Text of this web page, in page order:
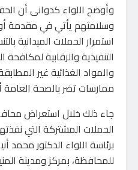
وأوضح اللواء كدوانى أن
وسلامتهم يأتي في مقدمة
استمرار الحملات الميدانية
التنفيذية والرقابية
والمواد الغذائية غير
ممارسات تضر بالصحة
جاء ذلك خلال استعراض محافظ
الحملات المشتركة التي
برئاسة اللواء الدكتور محمد
للمحافظة، بمركز ومدينة